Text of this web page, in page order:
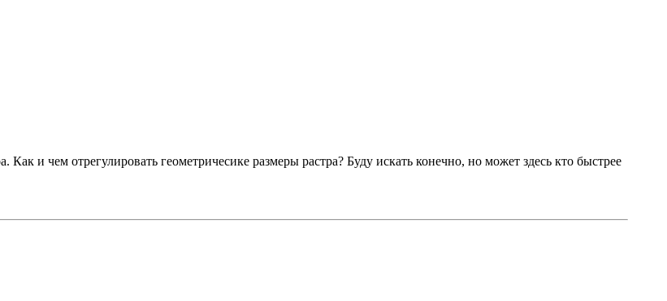
и чем отрегулировать геометричесике размеры растра? Буду искать конечно, но может здесь кто быстрее